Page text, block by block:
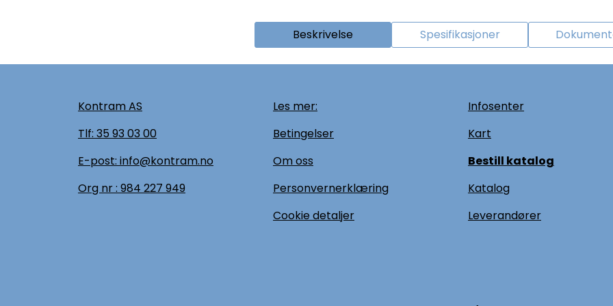
Beskrivelse Spesifikasjoner
Kontram AS
Tlf: 35 93 03 00
E-post: info@kontram.no
Org nr : 984 227 949
Les mer:
Betingelser
Om oss
Personvernerklæring
Cookie detaljer
Infosenter
Kart
Bestill katalog
Katalog
Leverandører